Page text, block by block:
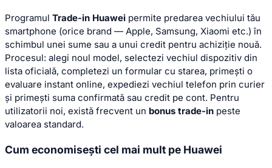
Programul Trade-in Huawei permite predarea vechiului tău
smartphone (orice brand — Apple, Samsung, Xiaomi etc.) în
schimbul unei sume sau a unui credit pentru achiziție nouă.
Procesul: alegi noul model, selectezi vechiul dispozitiv din
lista oficială, completezi un formular cu starea, primești o
evaluare instant online, expediezi vechiul telefon prin curier
și primești suma confirmată sau credit pe cont. Pentru
utilizatorii noi, există frecvent un bonus trade-in peste
valoarea standard.
Cum economisești cel mai mult pe Huawei